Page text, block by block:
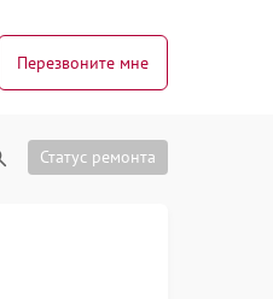
Перезвоните мне
Статус ремонта